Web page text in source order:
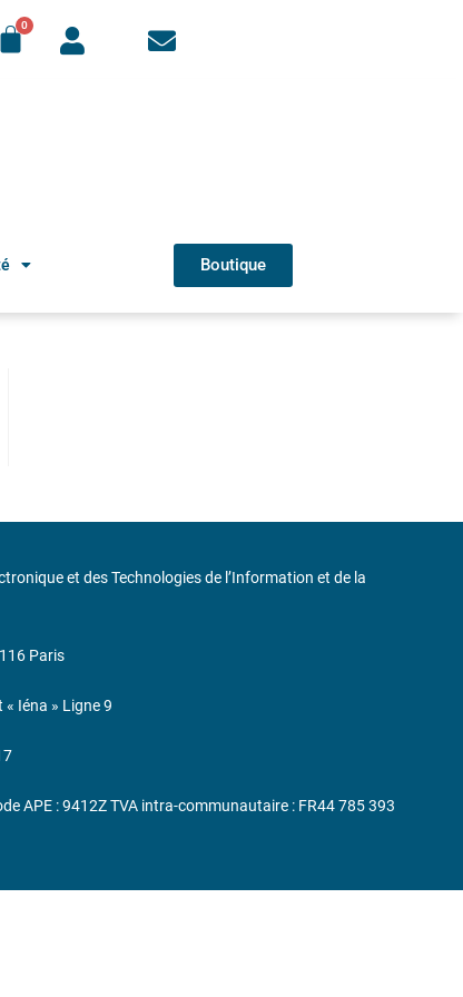
Boutique
et des Technologies de l’Information et de la
Paris
« Iéna » Ligne 9
APE : 9412Z TVA intra-communautaire : FR44 785 393